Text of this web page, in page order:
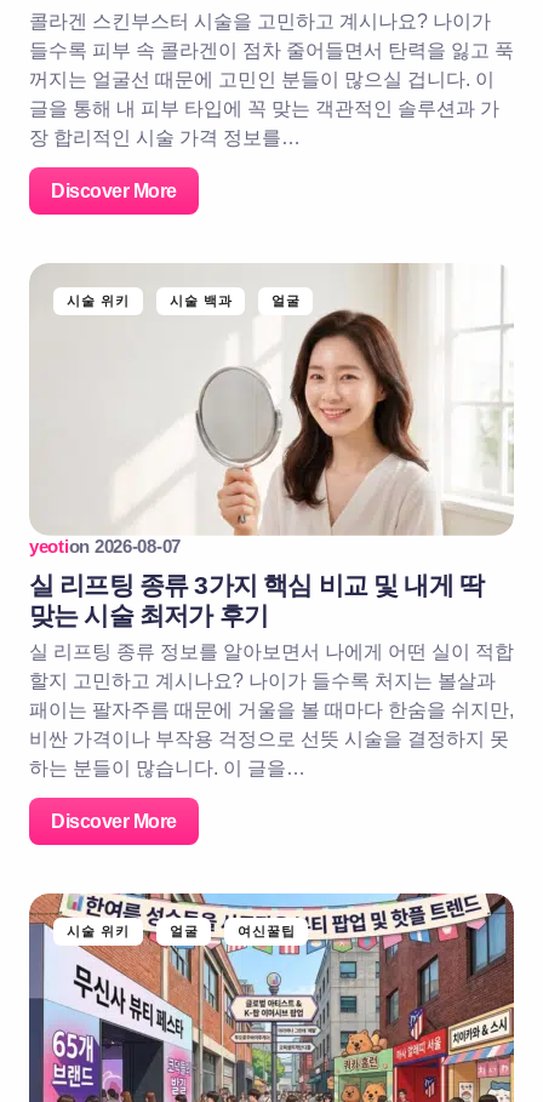
콜라겐 스킨부스터 시술을 고민하고 계시나요? 나이가
들수록 피부 속 콜라겐이 점차 줄어들면서 탄력을 잃고 푹
꺼지는 얼굴선 때문에 고민인 분들이 많으실 겁니다. 이
글을 통해 내 피부 타입에 꼭 맞는 객관적인 솔루션과 가
장 합리적인 시술 가격 정보를…
Discover More
시술 위키 시술 백과 얼굴
yeotion 2026-08-07
실 리프팅 종류 3가지 핵심 비교 및 내게 딱
맞는 시술 최저가 후기
실 리프팅 종류 정보를 알아보면서 나에게 어떤 실이 적합
할지 고민하고 계시나요? 나이가 들수록 처지는 볼살과
패이는 팔자주름 때문에 거울을 볼 때마다 한숨을 쉬지만,
비싼 가격이나 부작용 걱정으로 선뜻 시술을 결정하지 못
하는 분들이 많습니다. 이 글을…
Discover More
시술 위키 얼굴 여신꿀팁